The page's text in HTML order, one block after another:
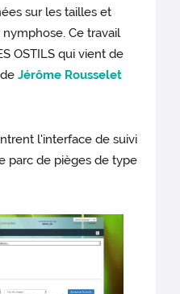
sur les tailles et
Ce travail
OSTILS qui vient de
deJérôme Rousselet
l'interface de suivi
parc de pièges de type